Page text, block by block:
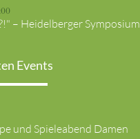
– Heidelberger Symposium
Events
und Spieleabend Damen